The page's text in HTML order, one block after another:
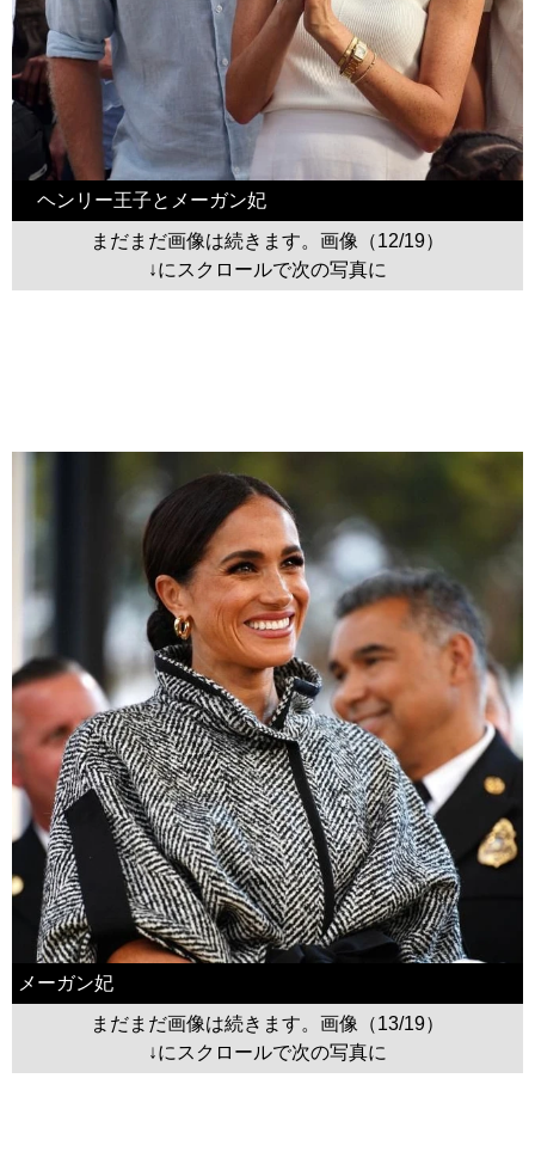
ヘンリー王子とメーガン妃
まだまだ画像は続きます。画像（12/19）
↓にスクロールで次の写真に
メーガン妃
まだまだ画像は続きます。画像（13/19）
↓にスクロールで次の写真に